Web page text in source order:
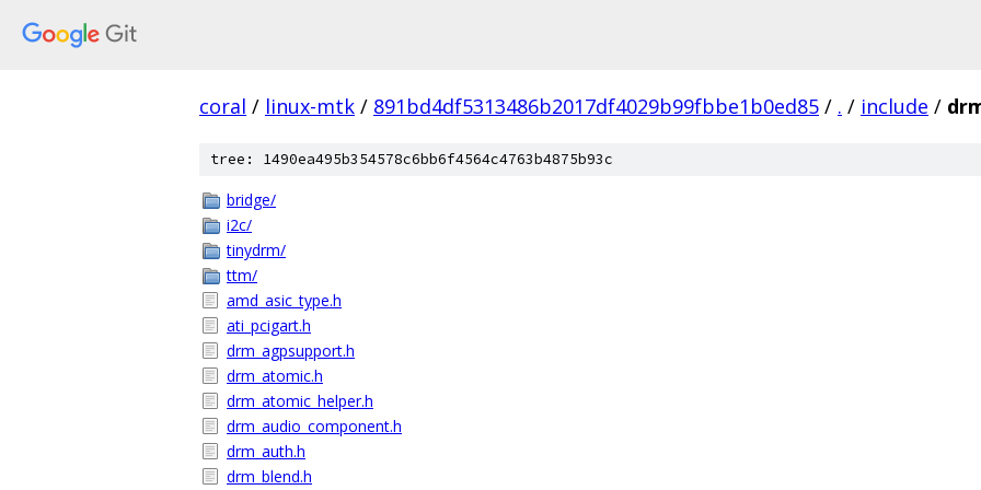
coral / linux-mtk / 891bd4df5313486b2017df4029b99fbbe1b0ed85 / . / include /
tree: 1490ea495b354578c6bb6f4564c4763b4875b93c
bridge/
i2c/
tinydrm/
ttm/
amd_asic_type.h
ati_pcigart.h
drm_agpsupport.h
drm_atomic.h
drm_atomic_helper.h
drm_audio_component.h
drm_auth.h
drm_blend.h